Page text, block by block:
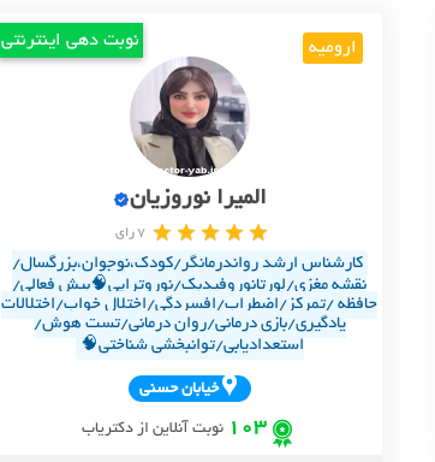
ارومیه نوبت دهی اینترنتی
المیرا نوروزیان
7 رای
کارشناس ارشد رواندرمانگر/کودک،نوجوان،بزرگسال/
نقشه مغزی/لورتانوروفیدبک‌‌/نوروتراپی🧠بیش فعالی/
حافظه /تمرکز/اضطراب/افسردگی/اختلال خواب/اختلالات
یادگیری/بازی ‌درمانی/روان درمانی/‌تست هوش/
استعدادیابی/توانبخشی شناختی🧠
خيابان حسني
103 نوبت آنلاین از دکتریاب